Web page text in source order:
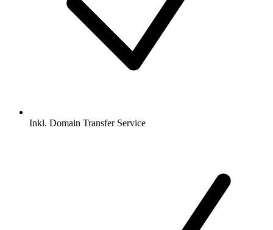
Inkl. Domain Transfer Service